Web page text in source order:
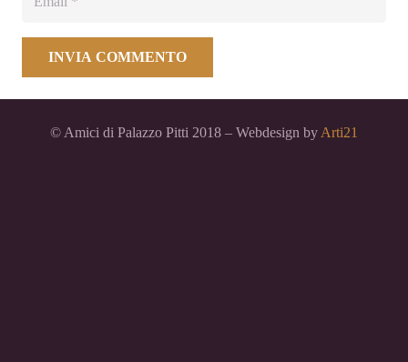
INVIA COMMENTO
© Amici di Palazzo Pitti 2018 – Webdesign by Arti21